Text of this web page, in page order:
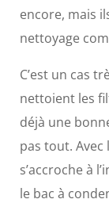
encore, mais
nettoyage
C’est un cas
nettoient les
déjà une
pas tout. Avec
s’accroche à
le bac à